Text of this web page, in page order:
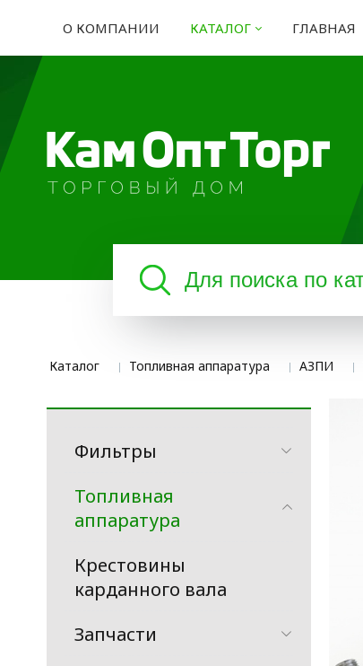
О КОМПАНИИ КАТАЛОГ ГЛАВНАЯ
Каталог Топливная аппаратура АЗПИ
Фильтры
Топливная
аппаратура
Крестовины
карданного вала
Запчасти